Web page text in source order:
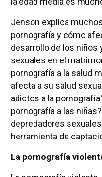
Jenson explica
pornografía y cómo
desarrollo de los
sexuales en el
pornografía a la salud
afecta a su salud
adictos a la
pornografía a las
depredadores
herramienta de
La pornografía